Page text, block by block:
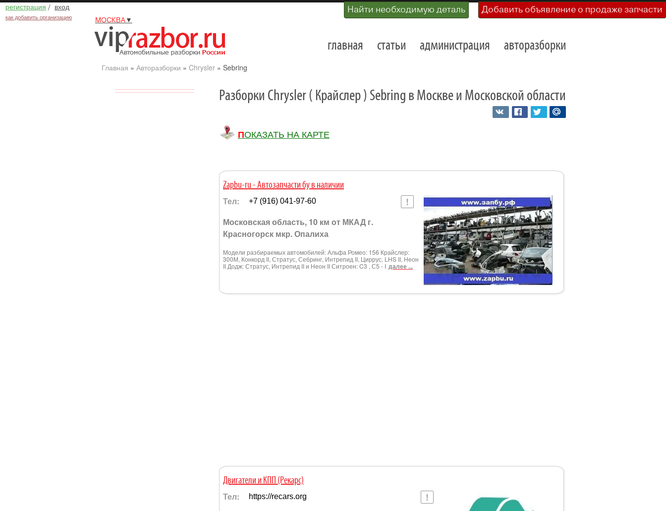
регистрация / вход
как добавить организацию
Найти необходимую деталь Добавить объявление о продаже запчасти
МОСКВА▼
главная статьи администрация авторазборки
Главная » Авторазборки » Chrysler» Sebring
Разборки Chrysler ( Крайслер ) Sebring в Москве и Московской области
ПОКАЗАТЬ НА КАРТЕ
Zapbu-ru - Автозапчасти бу в наличии
Тел: +7 (916) 041-97-60
Московская область, 10 км от МКАД г.
Красногорск мкр. Опалиха
Модели разбираемых автомобилей: Альфа Ромео: 156 Крайслер:
300М, Конкорд II, Стратус, Себринг, Интрепид II, Циррус, LHS II, Неон
II Додж: Стратус, Интрепид II и Неон II Ситроен: C3 , С5 - I далее ...
Двигатели и КПП (Рекарс)
Тел: https://recars.org